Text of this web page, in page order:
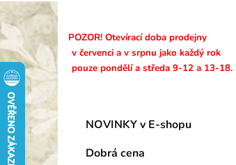
P
o
s
r
POZOR! Otevírací doba prodejny
v červenci a v srpnu jako každý rok
pouze pondělí a středa 9-12 a 13-18.
Přeskočit
kategorie
K
NOVINKY v E-shopu
Dobrá cena